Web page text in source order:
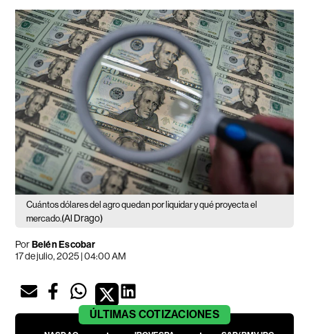
Cuántos dólares del agro quedan por liquidar y qué proyecta el
mercado.(Al Drago)
PorBelén Escobar
17 de julio, 2025 | 04:00 AM
ÚLTIMAS COTIZACIONES